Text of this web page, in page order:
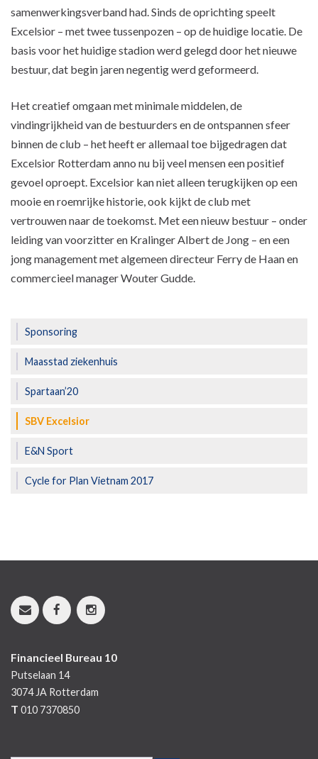
samenwerkingsverband had. Sinds de oprichting speelt
Excelsior – met twee tussenpozen – op de huidige locatie. De
basis voor het huidige stadion werd gelegd door het nieuwe
bestuur, dat begin jaren negentig werd geformeerd.
Het creatief omgaan met minimale middelen, de
vindingrijkheid van de bestuurders en de ontspannen sfeer
binnen de club – het heeft er allemaal toe bijgedragen dat
Excelsior Rotterdam anno nu bij veel mensen een positief
gevoel oproept. Excelsior kan niet alleen terugkijken op een
mooie en roemrijke historie, ook kijkt de club met
vertrouwen naar de toekomst. Met een nieuw bestuur – onder
leiding van voorzitter en Kralinger Albert de Jong – en een
jong management met algemeen directeur Ferry de Haan en
commercieel manager Wouter Gudde.
Sponsoring
Maasstad ziekenhuis
Spartaan’20
SBV Excelsior
E&N Sport
Cycle for Plan Vietnam 2017
Financieel Bureau 10
Putselaan 14
3074 JA Rotterdam
T 010 7370850